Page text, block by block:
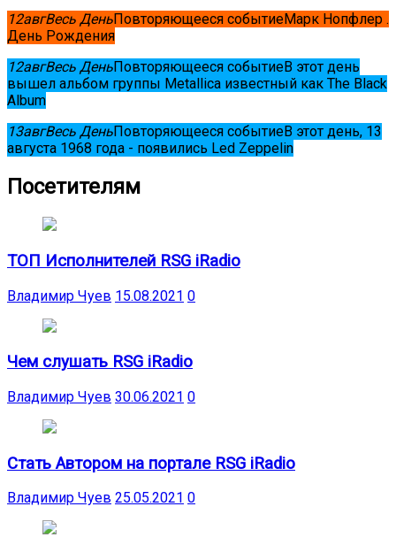
12авгВесь ДеньПовторяющееся событиеМарк Нопфлер .
День Рождения
12авгВесь ДеньПовторяющееся событиеВ этот день
вышел альбом группы Metallica известный как The Black
Album
13авгВесь ДеньПовторяющееся событиеВ этот день, 13
августа 1968 года - появились Led Zeppelin
Посетителям
ТОП Исполнителей RSG iRadio
Владимир Чуев 15.08.2021 0
Чем слушать RSG iRadio
Владимир Чуев 30.06.2021 0
Стать Автором на портале RSG iRadio
Владимир Чуев 25.05.2021 0